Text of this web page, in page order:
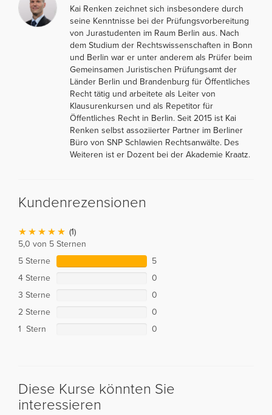
Kai Renken zeichnet sich insbesondere durch
seine Kenntnisse bei der Prüfungsvorbereitung
von Jurastudenten im Raum Berlin aus. Nach
dem Studium der Rechtswissenschaften in Bonn
und Berlin war er unter anderem als Prüfer beim
Gemeinsamen Juristischen Prüfungsamt der
Länder Berlin und Brandenburg für Öffentliches
Recht tätig und arbeitete als Leiter von
Klausurenkursen und als Repetitor für
Öffentliches Recht in Berlin. Seit 2015 ist Kai
Renken selbst assoziierter Partner im Berliner
Büro von SNP Schlawien Rechtsanwälte. Des
Weiteren ist er Dozent bei der Akademie Kraatz.
Kundenrezensionen
(1)
5,0 von 5 Sternen
5 Sterne
5
4 Sterne
0
3 Sterne
0
2 Sterne
0
1 Stern
0
Diese Kurse könnten Sie
interessieren